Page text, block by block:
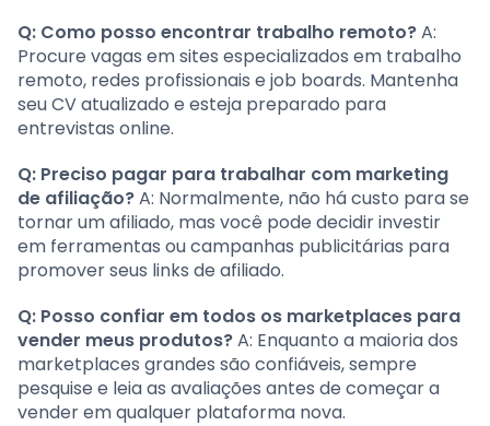
Q: Como posso encontrar trabalho remoto?A:
Procure vagas em sites especializados em trabalho
remoto, redes profissionais e job boards. Mantenha
seu CV atualizado e esteja preparado para
entrevistas online.
Q: Preciso pagar para trabalhar com marketing
de afiliação?A: Normalmente, não há custo para se
tornar um afiliado, mas você pode decidir investir
em ferramentas ou campanhas publicitárias para
promover seus links de afiliado.
Q: Posso confiar em todos os marketplaces para
vender meus produtos?A: Enquanto a maioria dos
marketplaces grandes são confiáveis, sempre
pesquise e leia as avaliações antes de começar a
vender em qualquer plataforma nova.